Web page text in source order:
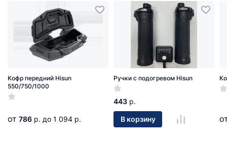
Кофр передний Hisun
550/750/1000
от 786 р. до 1 094 р.
Ручки с подогревом Hisun
443 р.
В корзину